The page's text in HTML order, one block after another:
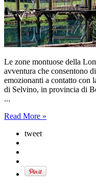
Le zone montuose della
avventura che consentono
emozionanti a contatto con
di Selvino, in provincia di
...
Read More »
tweet